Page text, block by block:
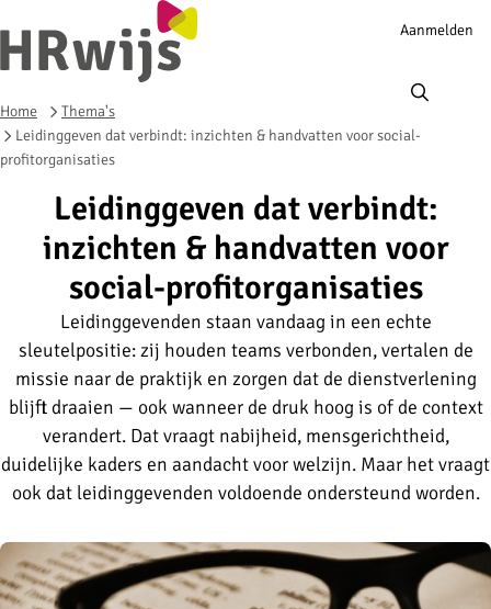
Account
Aanmelden
Home
Thema's
Leidinggeven dat verbindt: inzichten & handvatten voor social-
profitorganisaties
Leidinggeven dat verbindt:
inzichten & handvatten voor
social-profitorganisaties
Leidinggevenden staan vandaag in een echte
sleutelpositie: zij houden teams verbonden, vertalen de
missie naar de praktijk en zorgen dat de dienstverlening
blijft draaien — ook wanneer de druk hoog is of de context
verandert. Dat vraagt nabijheid, mensgerichtheid,
duidelijke kaders en aandacht voor welzijn. Maar het vraagt
ook dat leidinggevenden voldoende ondersteund worden.